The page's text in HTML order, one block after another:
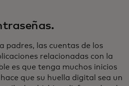
padres, las cuentas de los
relacionadas con la
es que tenga muchos inicios
que su huella digital sea un